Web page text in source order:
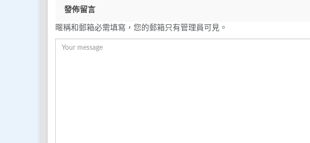
發佈留言
暱稱和郵箱必需填寫，您的郵箱只有管理員可見。